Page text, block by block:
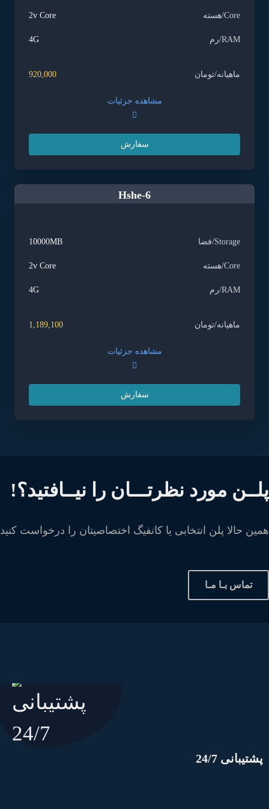
Core/هسته 2v Core
RAM/رم 4G
ماهیانه/تومان 920,000
مشاهده جزئیات
سفارش
Hshe-6
Storage/فضا 10000MB
Core/هسته 2v Core
RAM/رم 4G
ماهیانه/تومان 1,189,100
مشاهده جزئیات
سفارش
مورد نظرتـــان را نیــافتید؟!
حالا پلن انتخابی یا کانفیگ اختصاصیتان را درخواست کنید
تماس بـا مـا
24/7